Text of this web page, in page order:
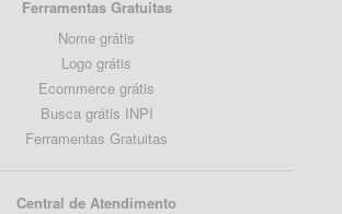
Ferramentas Gratuitas
Nome grátis
Logo grátis
Ecommerce grátis
Busca grátis INPI
Ferramentas Gratuitas
Central de Atendimento